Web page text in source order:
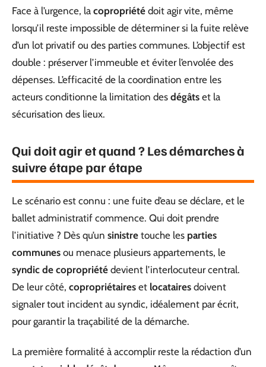
Face à l’urgence, la copropriété doit agir vite, même
lorsqu’il reste impossible de déterminer si la fuite relève
d’un lot privatif ou des parties communes. L’objectif est
double : préserver l’immeuble et éviter l’envolée des
dépenses. L’efficacité de la coordination entre les
acteurs conditionne la limitation des dégâts et la
sécurisation des lieux.
Qui doit agir et quand ? Les démarches à
suivre étape par étape
Le scénario est connu : une fuite d’eau se déclare, et le
ballet administratif commence. Qui doit prendre
l’initiative ? Dès qu’un sinistre touche les parties
communes ou menace plusieurs appartements, le
syndic de copropriété devient l’interlocuteur central.
De leur côté, copropriétaires et locataires doivent
signaler tout incident au syndic, idéalement par écrit,
pour garantir la traçabilité de la démarche.
La première formalité à accomplir reste la rédaction d’un